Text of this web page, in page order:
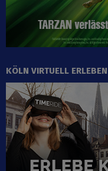
KÖLN VIRTUELL ERLEBEN